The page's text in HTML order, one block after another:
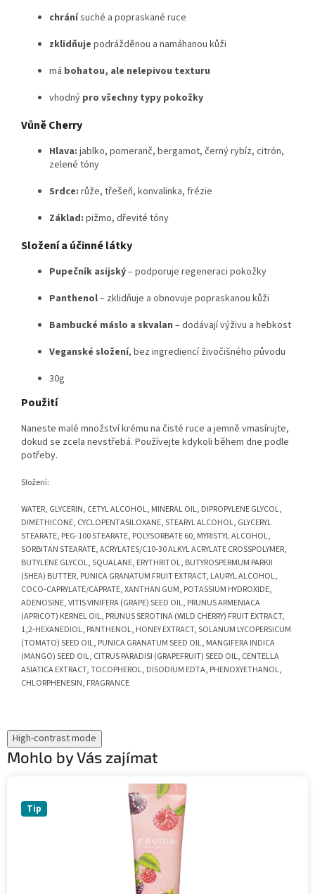
chránísuché a popraskané ruce
zklidňuje podrážděnou a namáhanou kůži
má bohatou, ale nelepivou texturu
vhodný pro všechny typy pokožky
Vůně Cherry
Hlava: jablko, pomeranč, bergamot, černý rybíz, citrón,
zelené tóny
Srdce: růže, třešeň, konvalinka, frézie
Základ: pižmo, dřevité tóny
Složení a účinné látky
Pupečník asijský– podporuje regeneraci pokožky
Panthenol– zklidňuje a obnovuje popraskanou kůži
Bambucké máslo a skvalan – dodávají výživu a hebkost
Veganské složení, bez ingrediencí živočišného původu
30g
Použití
Naneste malé množství krému na čisté ruce a jemně vmasírujte,
dokud se zcela nevstřebá. Používejte kdykoli během dne podle
potřeby.
Složení:
WATER, GLYCERIN, CETYL ALCOHOL, MINERAL OIL, DIPROPYLENE GLYCOL,
DIMETHICONE, CYCLOPENTASILOXANE, STEARYL ALCOHOL, GLYCERYL
STEARATE, PEG-100 STEARATE, POLYSORBATE 60, MYRISTYL ALCOHOL,
SORBITAN STEARATE, ACRYLATES/C10-30 ALKYL ACRYLATE CROSSPOLYMER,
BUTYLENE GLYCOL, SQUALANE, ERYTHRITOL, BUTYROSPERMUM PARKII
(SHEA) BUTTER, PUNICA GRANATUM FRUIT EXTRACT, LAURYL ALCOHOL,
COCO-CAPRYLATE/CAPRATE, XANTHAN GUM, POTASSIUM HYDROXIDE,
ADENOSINE, VITIS VINIFERA (GRAPE) SEED OIL, PRUNUS ARMENIACA
(APRICOT) KERNEL OIL, PRUNUS SEROTINA (WILD CHERRY) FRUIT EXTRACT,
1,2-HEXANEDIOL, PANTHENOL, HONEY EXTRACT, SOLANUM LYCOPERSICUM
(TOMATO) SEED OIL, PUNICA GRANATUM SEED OIL, MANGIFERA INDICA
(MANGO) SEED OIL, CITRUS PARADISI (GRAPEFRUIT) SEED OIL, CENTELLA
ASIATICA EXTRACT, TOCOPHEROL, DISODIUM EDTA, PHENOXYETHANOL,
CHLORPHENESIN, FRAGRANCE
High-contrast mode
Mohlo by Vás zajímat
Tip